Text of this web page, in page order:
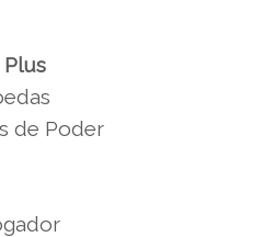
Plus
de Poder